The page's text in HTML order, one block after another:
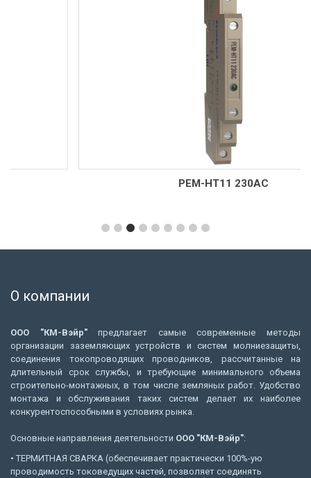
РЕМ-НТ11 230AC
О компании
ООО "КМ-Вэйр"предлагает самые современные методы
организации заземляющих устройств и систем молниезащиты,
соединения токопроводящих проводников, рассчитанные на
длительный срок службы, и требующие минимального объема
строительно-монтажных, в том числе земляных работ. Удобство
монтажа и обслуживания таких систем делает их наиболее
конкурентоспособными в условиях рынка.
Основные направления деятельности ООО "КМ-Вэйр":
• ТЕРМИТНАЯ СВАРКА (обеспечивает практически 100%-ую
проводимость токоведущих частей, позволяет соединять